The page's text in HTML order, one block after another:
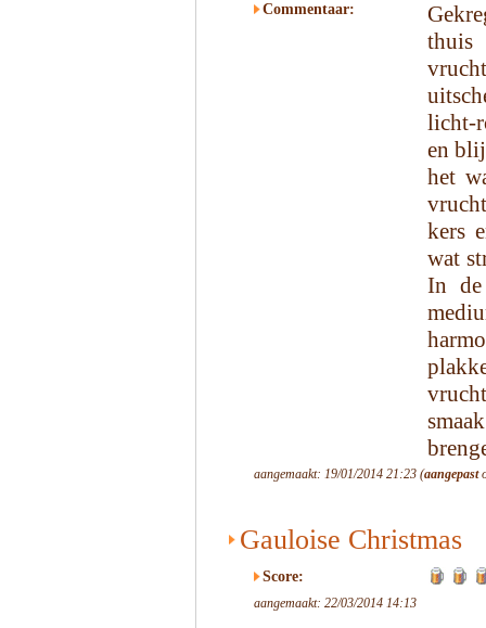
Commentaar:
thuis
licht-
en
het
kers
wat
In de
aangemaakt: 19/01/2014 21:23 (aangepast
Gauloise Christmas
Score:
aangemaakt: 22/03/2014 14:13